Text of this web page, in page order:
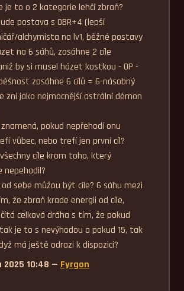
je to o 2 kategorie lehčí zbraň?
postava s OBR+4 (lepší
alchymista na lv1, běžné postavy
na 6 sáhů, zasáhne 2 cíle
by si musel házet kostkou - OP -
zasáhne 6 cílů = 6-násobný
zní jako nejmocnější astrální démon
pokud nepřehodí onu
vůbec, nebo trefí jen první cíl?
cíle krom toho, který
nepehodil?
sebe můžou být cíle? 6 sáhu mezi
že zbraň krade energii od cíle,
celková dráha s tím, že pokud
je to s nevýhodou a pokud 15, tak
má ještě odrazi k dispozici?
2025 10:48 — Fyrgon